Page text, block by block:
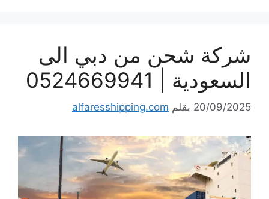
شركة شحن من دبي الى
السعودية | 0524669941
20/09/2025 بقلم alfaresshipping.com